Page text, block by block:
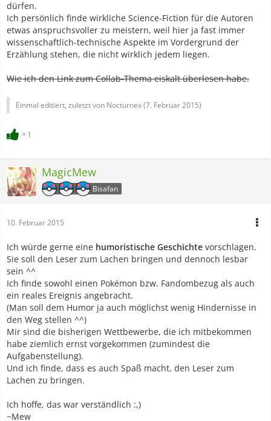
dürfen.
Ich persönlich finde wirkliche Science-Fiction für die Autoren
etwas anspruchsvoller zu meistern, weil hier ja fast immer
wissenschaftlich-technische Aspekte im Vordergrund der
Erzählung stehen, die nicht wirklich jedem liegen.
Wie ich den Link zum Collab-Thema eiskalt überlesen habe.
Einmal editiert, zuletzt von Nocturnex (7. Februar 2015)
1
MagicMew
Bisafan
10. Februar 2015
Ich würde gerne eine humoristische Geschichte vorschlagen.
Sie soll den Leser zum Lachen bringen und dennoch lesbar
sein ^^
Ich finde sowohl einen Pokémon bzw. Fandombezug als auch
ein reales Ereignis angebracht.
(Man soll dem Humor ja auch möglichst wenig Hindernisse in
den Weg stellen ^^)
Mir sind die bisherigen Wettbewerbe, die ich mitbekommen
habe ziemlich ernst vorgekommen (zumindest die
Aufgabenstellung).
Und ich finde, dass es auch Spaß macht, den Leser zum
Lachen zu bringen.
Ich hoffe, das war verständlich :,)
~Mew